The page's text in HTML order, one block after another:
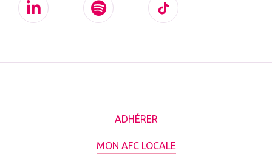
ADHÉRER
MON AFC LOCALE